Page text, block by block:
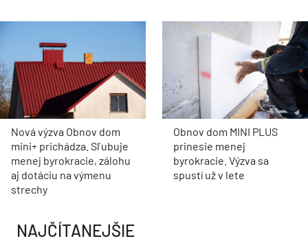
Nová výzva Obnov dom
mini+ prichádza. Sľubuje
menej byrokracie, zálohu
aj dotáciu na výmenu
strechy
Obnov dom MINI PLUS
prinesie menej
byrokracie. Výzva sa
spustí už v lete
NAJČÍTANEJŠIE